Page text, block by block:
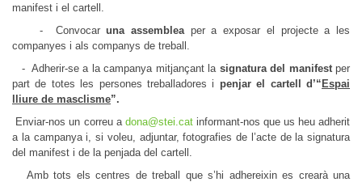
manifest i el cartell.
Convocaruna assembleaper a exposar el projecte a les
companyes i als companys de treball.
Adherir-se a la campanya mitjançant la signatura del manifestper
part de totes les persones treballadores i penjar el cartell d’“Espai
lliure de masclisme”.
Enviar-nos un correu a dona@stei.catinformant-nos que us heu adherit
a la campanya i, si voleu, adjuntar, fotografies de l’acte de la signatura
del manifest i de la penjada del cartell.
Amb tots els centres de treball que s’hi adhereixin es crearà una